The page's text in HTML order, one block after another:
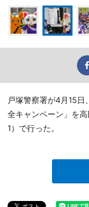
戸塚警察署が4月15
全キャンペーン」を
1）で行った。